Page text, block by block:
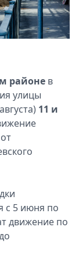
районе в
улицы
11 и
с 5 июня по
движение по